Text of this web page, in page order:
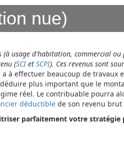
nue)
usage d'habitation, commercial
(SCIet SCPI). Ces revenus sont
à effectuer beaucoup de travaux
plus important que le
réel. Le contribuable pourra
déductible de son revenu brut
parfaitement votre stratégie